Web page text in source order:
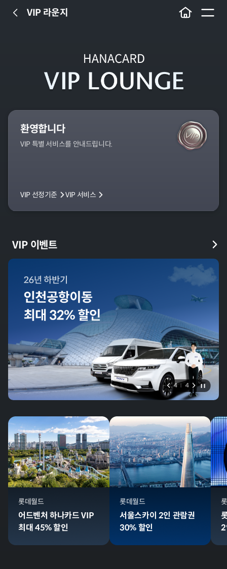
VIP 라운지
환영합니다
VIP 특별 서비스를 안내드립니다.
VIP 선정기준 VIP 서비스
VIP 이벤트
4 4
롯데월드
어드벤처 하나카드 VIP
최대 45% 할인
롯데월드
서울스카이 2인 관람권
30% 할인
2